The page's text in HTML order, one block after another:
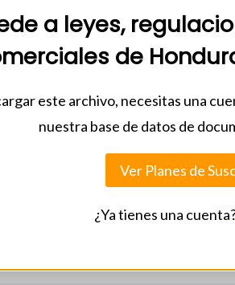
a leyes,
de
este archivo, necesitas una
nuestra base de datos de
Ver Planes de
¿Ya tienes una